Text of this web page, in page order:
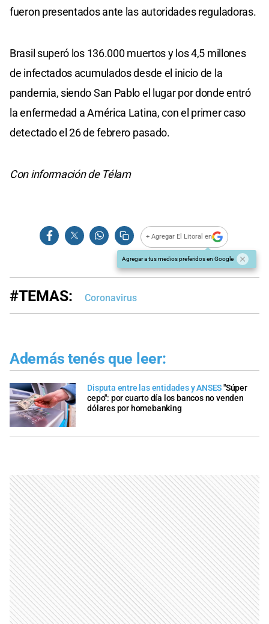
fueron presentados ante las autoridades reguladoras.
Brasil superó los 136.000 muertos y los 4,5 millones
de infectados acumulados desde el inicio de la
pandemia, siendo San Pablo el lugar por donde entró
la enfermedad a América Latina, con el primer caso
detectado el 26 de febrero pasado.
Con información de Télam
+ Agregar El Litoral en
Agregar a tus medios preferidos en Google
#TEMAS: Coronavirus
Además tenés que leer:
Disputa entre las entidades y ANSES"Súper
cepo": por cuarto día los bancos no venden
dólares por homebanking